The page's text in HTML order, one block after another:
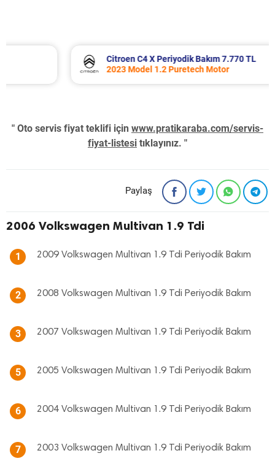
Citroen C4 X Periyodik Bakım 7.770 TL
2023 Model 1.2 Puretech Motor
" Oto servis fiyat teklifi için www.pratikaraba.com/servis-
fiyat-listesi tıklayınız. "
Paylaş
2006 Volkswagen Multivan 1.9 Tdi
1 2009 Volkswagen Multivan 1.9 Tdi Periyodik Bakım
2 2008 Volkswagen Multivan 1.9 Tdi Periyodik Bakım
3 2007 Volkswagen Multivan 1.9 Tdi Periyodik Bakım
5 2005 Volkswagen Multivan 1.9 Tdi Periyodik Bakım
6 2004 Volkswagen Multivan 1.9 Tdi Periyodik Bakım
7 2003 Volkswagen Multivan 1.9 Tdi Periyodik Bakım